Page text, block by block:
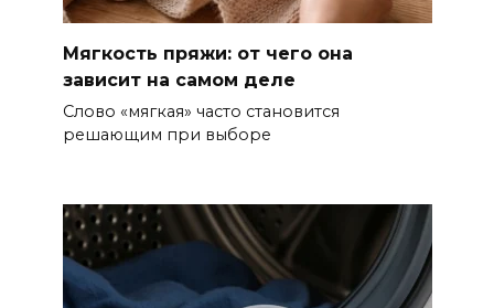
Мягкость пряжи: от чего она
зависит на самом деле
Слово «мягкая» часто становится
решающим при выборе